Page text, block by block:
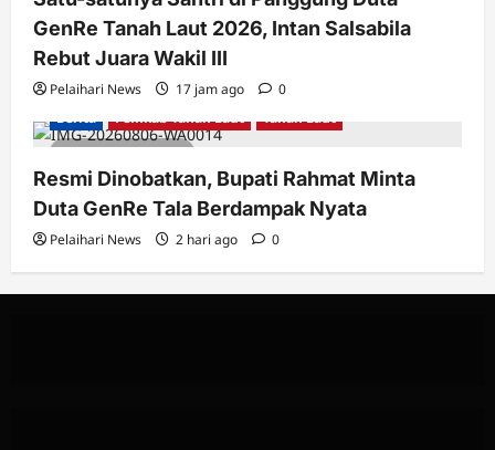
GenRe Tanah Laut 2026, Intan Salsabila
Rebut Juara Wakil III
Pelaihari News 17 jam ago 0
3 minutes read
Berita Pemkab Tanah Laut Tanah Laut
Resmi Dinobatkan, Bupati Rahmat Minta
Duta GenRe Tala Berdampak Nyata
Pelaihari News 2 hari ago 0